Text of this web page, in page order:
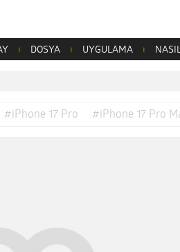
DOSYA UYGULAMA
#iPhone 17 Pro #iPhone 17 Pro